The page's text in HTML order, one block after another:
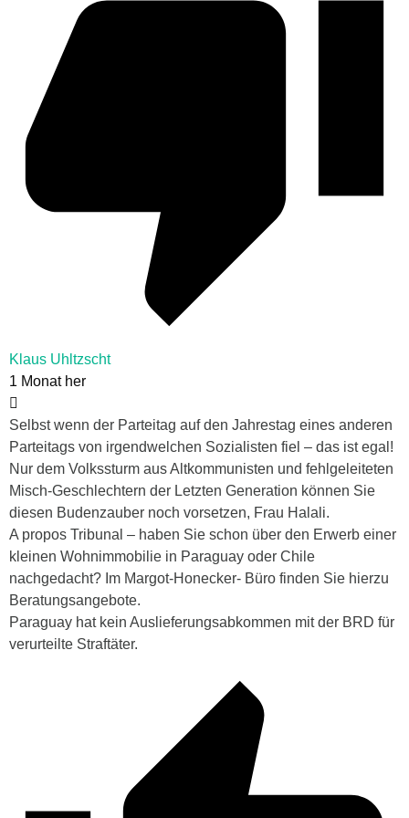
Klaus Uhltzscht
1 Monat her
Selbst wenn der Parteitag auf den Jahrestag eines anderen
Parteitags von irgendwelchen Sozialisten fiel – das ist egal!
Nur dem Volkssturm aus Altkommunisten und fehlgeleiteten
Misch-Geschlechtern der Letzten Generation können Sie
diesen Budenzauber noch vorsetzen, Frau Halali.
A propos Tribunal – haben Sie schon über den Erwerb einer
kleinen Wohnimmobilie in Paraguay oder Chile
nachgedacht? Im Margot-Honecker- Büro finden Sie hierzu
Beratungsangebote.
Paraguay hat kein Auslieferungsabkommen mit der BRD für
verurteilte Straftäter.